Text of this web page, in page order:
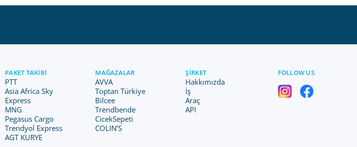
PAKET TAKIBI
PTT
Asia Africa Sky
Express
MNG
Pegasus Cargo
Trendyol Express
AGT KURYE
MAĞAZALAR
AVVA
Toptan Türkiye
Bilcee
Trendbende
CicekSepeti
COLIN’S
ŞIRKET
Hakkımızda
İş
Araç
API
FOLLOW US